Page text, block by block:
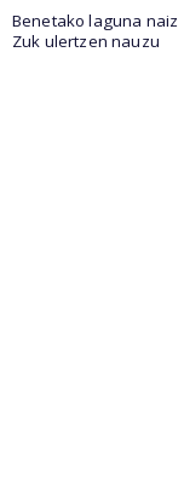
Benetako laguna naiz
Zuk ulertzen nauzu